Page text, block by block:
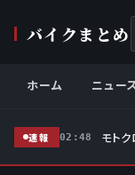
バイクまとめ
ホーム ニュー
速報 02:48 モト